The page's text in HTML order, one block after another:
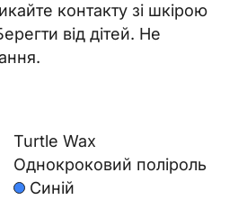
контакту зі шкірою
від дітей. Не
Turtle Wax
Однокроковий поліроль
Синій